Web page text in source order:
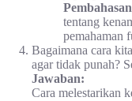
tentang
pemahaman
Bagaimana cara
agar tidak punah?
Jawaban:
Cara melestarikan